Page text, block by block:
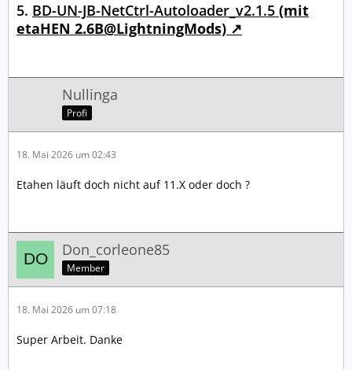
5. BD-UN-JB-NetCtrl-Autoloader_v2.1.5 (mit
etaHEN 2.6B@LightningMods)
Nullinga
Profi
18. Mai 2026 um 02:43
Etahen läuft doch nicht auf 11.X oder doch ?
Don_corleone85
Member
18. Mai 2026 um 07:18
Super Arbeit. Danke